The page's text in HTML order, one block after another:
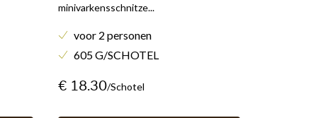
minivarkensschnitze...
voor 2 personen
605 G/SCHOTEL
€ 18.30/schotel